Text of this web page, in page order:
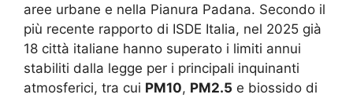
aree urbane e nella Pianura Padana. Secondo il
più recente rapporto di ISDE Italia, nel 2025 già
18 città italiane hanno superato i limiti annui
stabiliti dalla legge per i principali inquinanti
atmosferici, tra cui PM10, PM2.5 e biossido di